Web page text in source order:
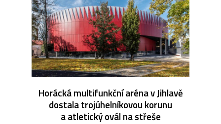
Horácká multifunkční aréna v Jihlavě
dostala trojúhelníkovou korunu
a atletický ovál na střeše